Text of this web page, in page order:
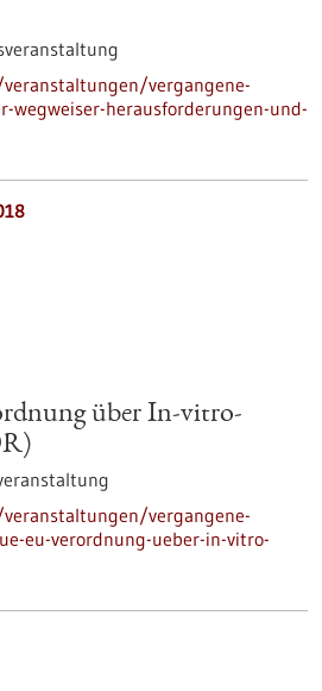
vergangene-
wegweiser-herausforderungen-und-
über In-vitro-
vergangene-
eu-verordnung-ueber-in-vitro-